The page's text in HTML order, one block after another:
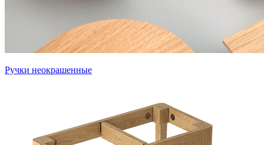
Ручки неокрашенные